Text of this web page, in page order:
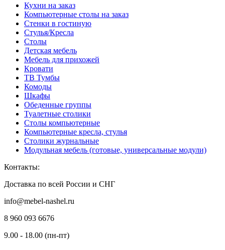
Кухни на заказ
Компьютерные столы на заказ
Стенки в гостиную
Стулья/Кресла
Столы
Детская мебель
Мебель для прихожей
Кровати
ТВ Тумбы
Комоды
Шкафы
Обеденные группы
Туалетные столики
Столы компьютерные
Компьютерные кресла, стулья
Столики журнальные
Модульная мебель (готовые, универсальные модули)
Контакты:
Доставка по всей России и СНГ
info@mebel-nashel.ru
8 960 093 6676
9.00 - 18.00 (пн-пт)